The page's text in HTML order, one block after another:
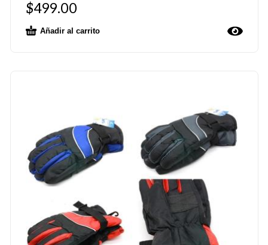
$499.00
Añadir al carrito